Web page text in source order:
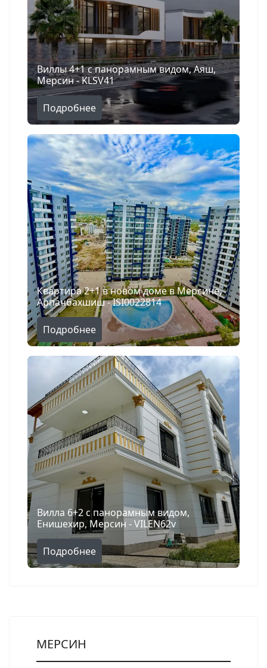
Поиск
Виллы 4+1 с панорамным видом, Аяш,
Мерсин - KLSV41
Подробнее
Квартира 2+1 в новом доме в Мерсине,
Арпачбахшиш - ISI0022814
Подробнее
Вилла 6+2 с панорамным видом,
Енишехир, Мерсин - VILEN62v
Подробнее
МЕРСИН